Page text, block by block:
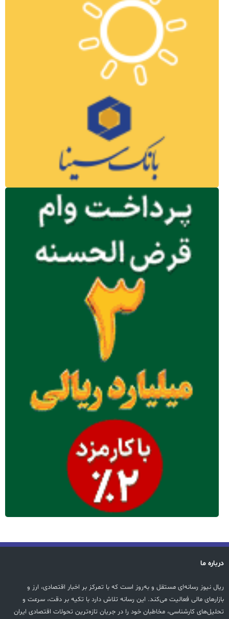
درباره ما
ریال نیوز رسانه‌ای مستقل و به‌روز است که با تمرکز بر اخبار اقتصادی، ارز و
بازارهای مالی فعالیت می‌کند. این رسانه تلاش دارد با تکیه بر دقت، سرعت و
تحلیل‌های کارشناسی، مخاطبان خود را در جریان تازه‌ترین تحولات اقتصادی ایران